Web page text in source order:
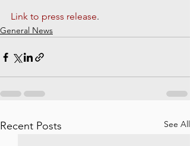
Link to press release.
General News
Recent Posts See All